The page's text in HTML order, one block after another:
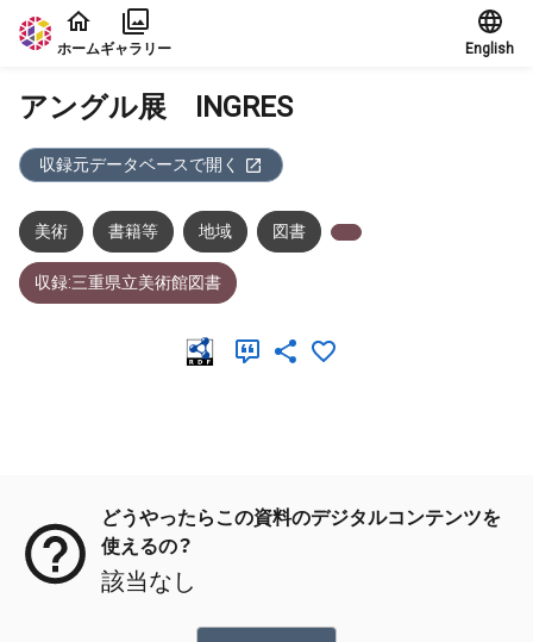
本文に飛ぶ
ホームギャラリー English
アングル展 INGRES
収録元データベースで開く
美術 書籍等 地域 図書
収録:三重県立美術館図書
どうやったらこの資料のデジタルコンテンツを
使えるの？
該当なし